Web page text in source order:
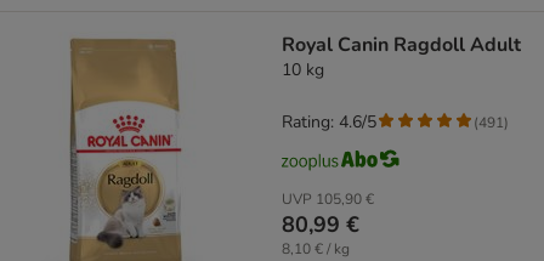
Royal Canin Ragdoll Adult
10 kg
UVP 105,90 €
80,99 €
8,10 € / kg
Rating: 4.6/5 (491)